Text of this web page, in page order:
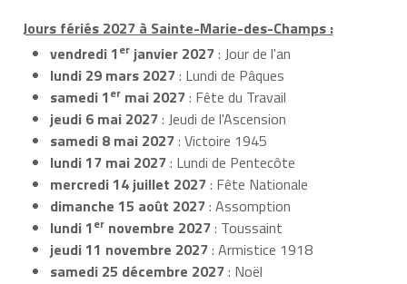
Jours fériés 2027 à Sainte-Marie-des-Champs :
vendredi 1er janvier 2027: Jour de l'an
lundi 29 mars 2027: Lundi de Pâques
samedi 1er mai 2027: Fête du Travail
jeudi 6 mai 2027: Jeudi de l'Ascension
samedi 8 mai 2027: Victoire 1945
lundi 17 mai 2027: Lundi de Pentecôte
mercredi 14 juillet 2027: Fête Nationale
dimanche 15 août 2027: Assomption
lundi 1er novembre 2027: Toussaint
jeudi 11 novembre 2027: Armistice 1918
samedi 25 décembre 2027: Noël